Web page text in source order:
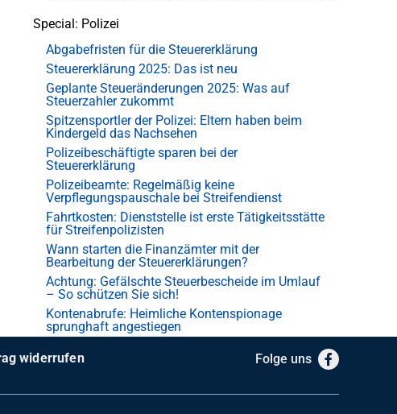
Special: Polizei
Abgabefristen für die Steuererklärung
Steuererklärung 2025: Das ist neu
Geplante Steueränderungen 2025: Was auf
Steuerzahler zukommt
Spitzensportler der Polizei: Eltern haben beim
Kindergeld das Nachsehen
Polizeibeschäftigte sparen bei der
Steuererklärung
Polizeibeamte: Regelmäßig keine
Verpflegungspauschale bei Streifendienst
Fahrtkosten: Dienststelle ist erste Tätigkeitsstätte
für Streifenpolizisten
Wann starten die Finanzämter mit der
Bearbeitung der Steuererklärungen?
Achtung: Gefälschte Steuerbescheide im Umlauf
– So schützen Sie sich!
Kontenabrufe: Heimliche Kontenspionage
sprunghaft angestiegen
widerrufen Folge uns Facebook